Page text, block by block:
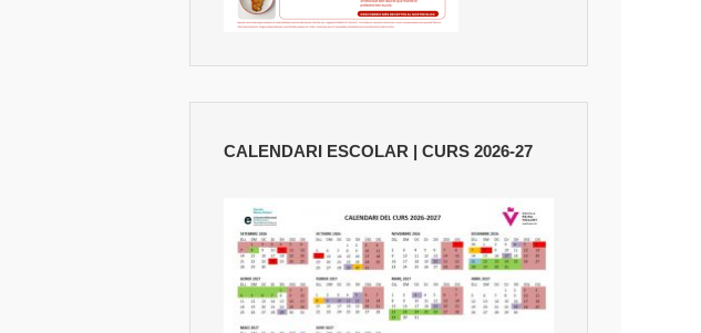
CALENDARI ESCOLAR | CURS 2026-27